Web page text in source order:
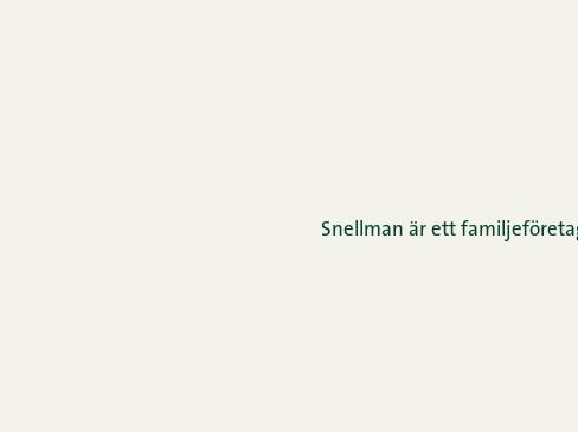
Snellman är ett